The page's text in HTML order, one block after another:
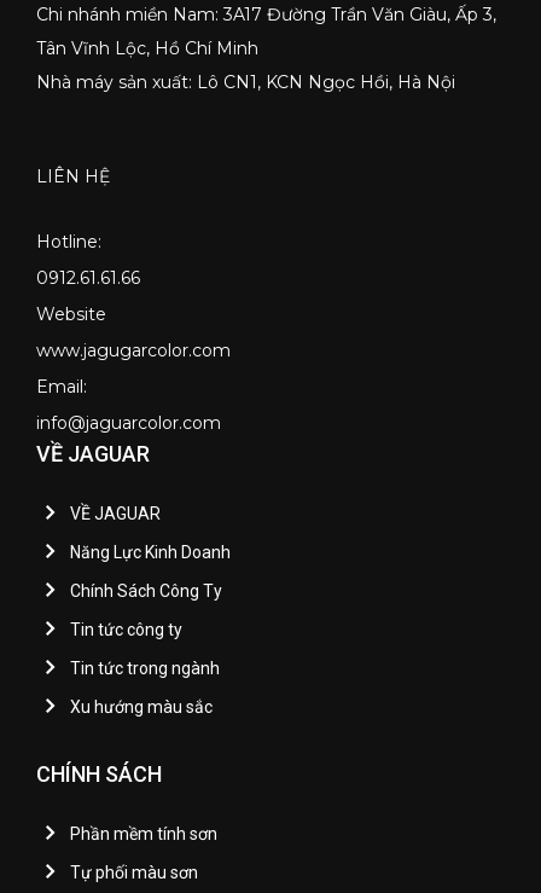
Chi nhánh miền Nam: 3A17 Đường Trần Văn Giàu, Ấp 3,
Tân Vĩnh Lộc, Hồ Chí Minh
Nhà máy sản xuất: Lô CN1, KCN Ngọc Hồi, Hà Nội
LIÊN HỆ
Hotline:
0912.61.61.66
Website
www.jagugarcolor.com
Email:
info@jaguarcolor.com
VỀ JAGUAR
VỀ JAGUAR
Năng Lực Kinh Doanh
Chính Sách Công Ty
Tin tức công ty
Tin tức trong ngành
Xu hướng màu sắc
CHÍNH SÁCH
Phần mềm tính sơn
Tự phối màu sơn